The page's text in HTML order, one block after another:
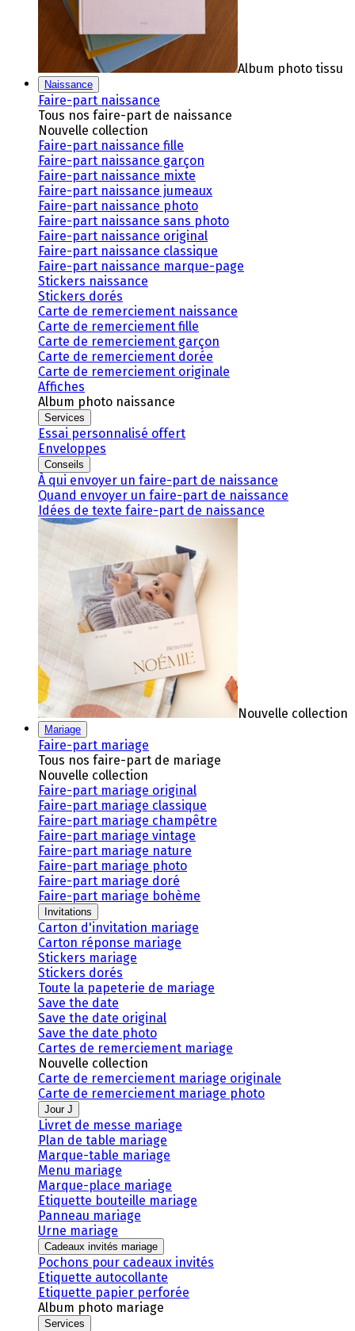
Album photo tissu
Naissance
Faire-part naissance
Tous nos faire-part de naissance
Nouvelle collection
Faire-part naissance fille
Faire-part naissance garçon
Faire-part naissance mixte
Faire-part naissance jumeaux
Faire-part naissance photo
Faire-part naissance sans photo
Faire-part naissance original
Faire-part naissance classique
Faire-part naissance marque-page
Stickers naissance
Stickers dorés
Carte de remerciement naissance
Carte de remerciement fille
Carte de remerciement garçon
Carte de remerciement dorée
Carte de remerciement originale
Affiches
Album photo naissance
Services
Essai personnalisé offert
Enveloppes
Conseils
À qui envoyer un faire-part de naissance
Quand envoyer un faire-part de naissance
Idées de texte faire-part de naissance
Nouvelle collection
Mariage
Faire-part mariage
Tous nos faire-part de mariage
Nouvelle collection
Faire-part mariage original
Faire-part mariage classique
Faire-part mariage champêtre
Faire-part mariage vintage
Faire-part mariage nature
Faire-part mariage photo
Faire-part mariage doré
Faire-part mariage bohème
Invitations
Carton d'invitation mariage
Carton réponse mariage
Stickers mariage
Stickers dorés
Toute la papeterie de mariage
Save the date
Save the date original
Save the date photo
Cartes de remerciement mariage
Nouvelle collection
Carte de remerciement mariage originale
Carte de remerciement mariage photo
Jour J
Livret de messe mariage
Plan de table mariage
Marque-table mariage
Menu mariage
Marque-place mariage
Etiquette bouteille mariage
Panneau mariage
Urne mariage
Cadeaux invités mariage
Pochons pour cadeaux invités
Etiquette autocollante
Etiquette papier perforée
Album photo mariage
Services